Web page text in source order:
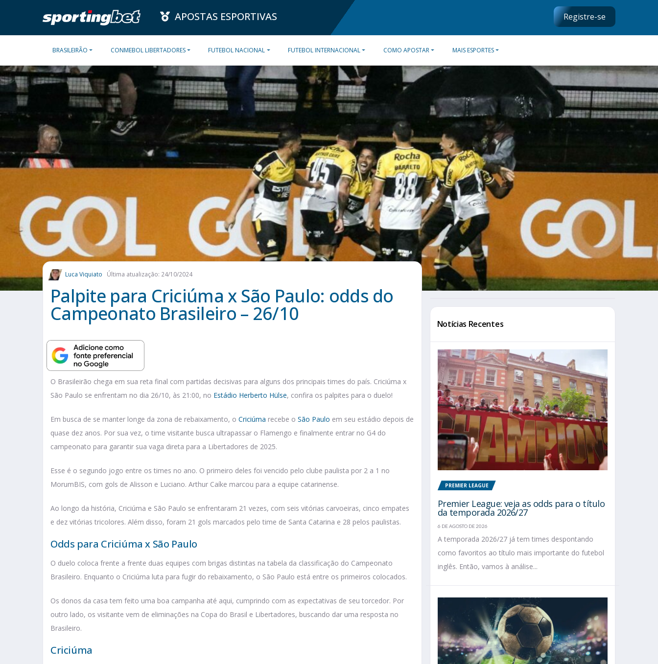
APOSTAS ESPORTIVAS Registre-se
BRASILEIRÃO CONMEBOL LIBERTADORES FUTEBOL NACIONAL FUTEBOL INTERNACIONAL COMO APOSTAR MAIS ESPORTES
Luca Viquiato Última atualização: 24/10/2024
Palpite para Criciúma x São Paulo: odds do
Campeonato Brasileiro – 26/10
O Brasileirão chega em sua reta final com partidas decisivas para alguns dos principais times do país. Criciúma x
São Paulo se enfrentam no dia 26/10, às 21:00, no Estádio Herberto Hülse, confira os palpites para o duelo!
Em busca de se manter longe da zona de rebaixamento, o Criciúma recebe o São Paulo em seu estádio depois de
quase dez anos. Por sua vez, o time visitante busca ultrapassar o Flamengo e finalmente entrar no G4 do
campeonato para garantir sua vaga direta para a Libertadores de 2025.
Esse é o segundo jogo entre os times no ano. O primeiro deles foi vencido pelo clube paulista por 2 a 1 no
MorumBIS, com gols de Alisson e Luciano. Arthur Caíke marcou para a equipe catarinense.
Ao longo da história, Criciúma e São Paulo se enfrentaram 21 vezes, com seis vitórias carvoeiras, cinco empates
e dez vitórias tricolores. Além disso, foram 21 gols marcados pelo time de Santa Catarina e 28 pelos paulistas.
Odds para Criciúma x São Paulo
O duelo coloca frente a frente duas equipes com brigas distintas na tabela da classificação do Campeonato
Brasileiro. Enquanto o Criciúma luta para fugir do rebaixamento, o São Paulo está entre os primeiros colocados.
Os donos da casa tem feito uma boa campanha até aqui, cumprindo com as expectativas de seu torcedor. Por
outro lado, os visitante vem de eliminações na Copa do Brasil e Libertadores, buscando dar uma resposta no
Brasileiro.
Criciúma
Notícias Recentes
PREMIER LEAGUE
Premier League: veja as odds para o título
da temporada 2026/27
6 DE AGOSTO DE 2026
A temporada 2026/27 já tem times despontando
como favoritos ao título mais importante do futebol
inglês. Então, vamos à análise...